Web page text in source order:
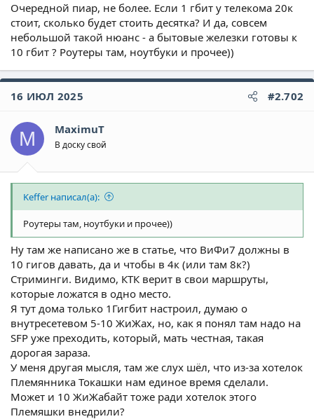
Очередной пиар, не более. Если 1 гбит у телекома 20к
стоит, сколько будет стоить десятка? И да, совсем
небольшой такой нюанс - а бытовые железки готовы к
10 гбит ? Роутеры там, ноутбуки и прочее))
16 ИЮЛ 2025 #2.702
M MaximuT
В доску свой
Keffer написал(а):
Роутеры там, ноутбуки и прочее))
Ну там же написано же в статье, что ВиФи7 должны в
10 гигов давать, да и чтобы в 4к (или там 8к?)
Стриминги. Видимо, КТК верит в свои маршруты,
которые ложатся в одно место.
Я тут дома только 1Гигбит настроил, думаю о
внутресетевом 5-10 ЖиЖах, но, как я понял там надо на
SFP уже преходить, который, мать честная, такая
дорогая зараза.
У меня другая мысля, там же слух шёл, что из-за хотелок
Племянника Токашки нам единое время сделали.
Может и 10 ЖиЖабайт тоже ради хотелок этого
Племяшки внедрили?